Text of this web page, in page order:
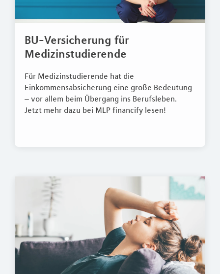
BU-Versicherung für
Medizinstudierende
Für Medizinstudierende hat die
Einkommensabsicherung eine große Bedeutung
– vor allem beim Übergang ins Berufsleben.
Jetzt mehr dazu bei MLP financify lesen!